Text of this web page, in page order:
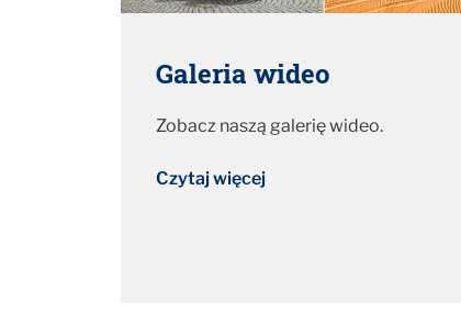
Galeria wideo
Zobacz naszą galerię wideo.
Czytaj więcej